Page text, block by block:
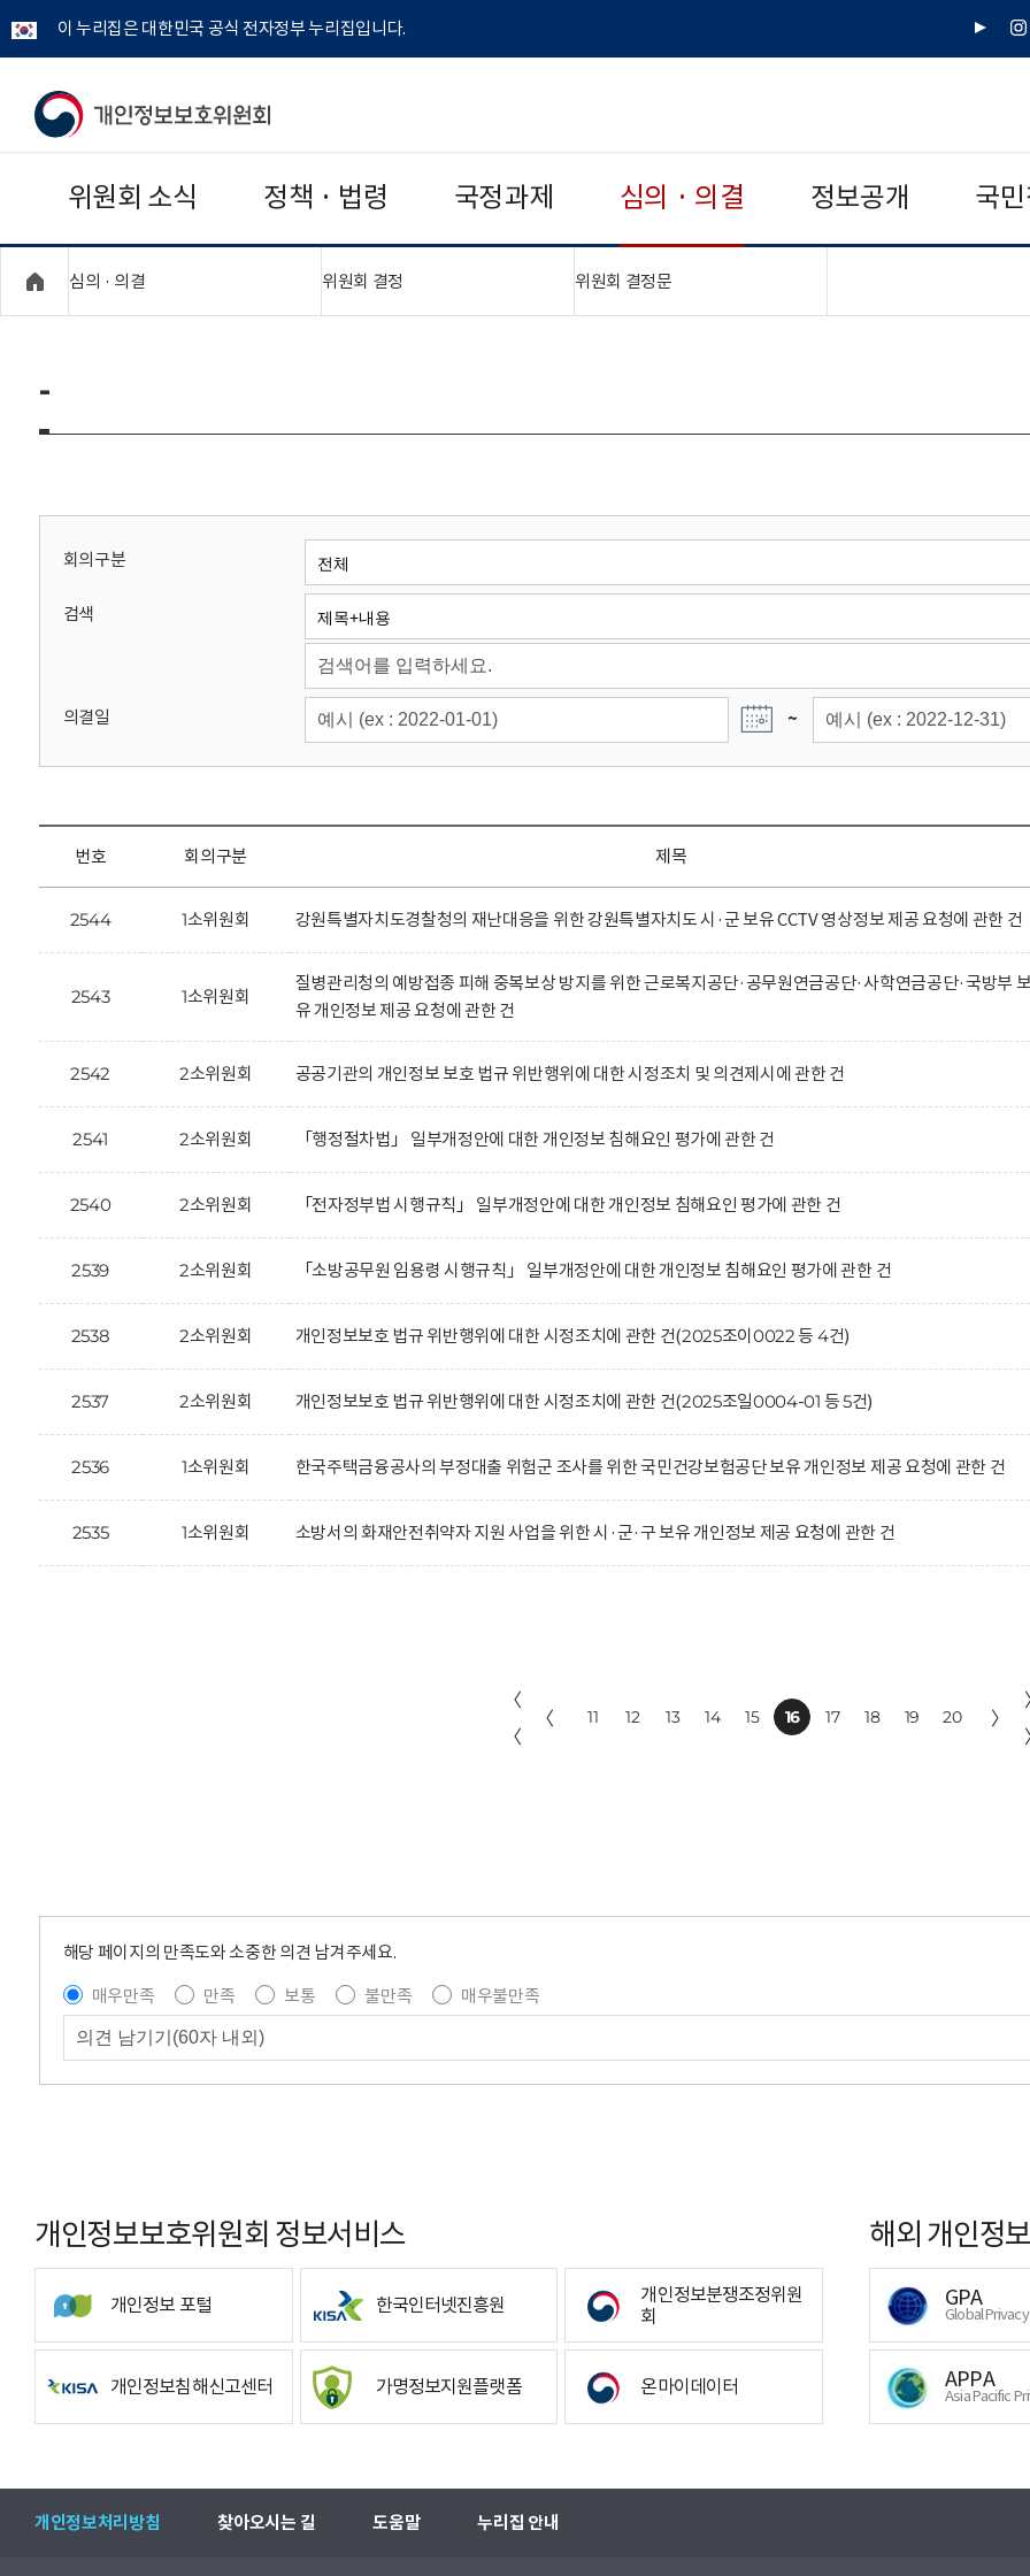
이 누리집은 대한민국 공식 전자정부 누리집입니다.
유
인
개
보
보
위
회
위원회 소식 정책 · 법령 국정과제 심의 · 의결 정보공개 국
심의 · 의결 위원회 결정 위원회 결정문"접기,펼치기"
-
회의구분
검색
의결일 ~
번호 회의구분 제목
2544 1소위원회 강원특별자치도경찰청의 재난대응을 위한 강원특별자치도 시·군 보유 CCTV 영상정보 제공 요청에 관한 건
2543 1소위원회
질병관리청의 예방접종 피해 중복보상 방지를 위한 근로복지공단·공무원연금공단·사학연금공단·국방부 보
유 개인정보 제공 요청에 관한 건
2542 2소위원회 공공기관의 개인정보 보호 법규 위반행위에 대한 시정조치 및 의견제시에 관한 건
2541 2소위원회 「행정절차법」 일부개정안에 대한 개인정보 침해요인 평가에 관한 건
2540 2소위원회 「전자정부법 시행규칙」 일부개정안에 대한 개인정보 침해요인 평가에 관한 건
2539 2소위원회 「소방공무원 임용령 시행규칙」 일부개정안에 대한 개인정보 침해요인 평가에 관한 건
2538 2소위원회 개인정보보호 법규 위반행위에 대한 시정조치에 관한 건(2025조이0022 등 4건)
2537 2소위원회 개인정보보호 법규 위반행위에 대한 시정조치에 관한 건(2025조일0004-01 등 5건)
2536 1소위원회 한국주택금융공사의 부정대출 위험군 조사를 위한 국민건강보험공단 보유 개인정보 제공 요청에 관한 건
2535 1소위원회 소방서의 화재안전취약자 지원 사업을 위한 시·군·구 보유 개인정보 제공 요청에 관한 건
〈
〈
〈 11 12 13 14 15 16 17 18 19 20 〉
해당 페이지의 만족도와 소중한 의견 남겨주세요.
매우만족
만족 보통 불만족
매우불만족
개인정보보호위원회 정보서비스
개인정보 포털 한국인터넷진흥원
개인정보분쟁조정위원
회
개인정보침해신고센터 가명정보지원플랫폼 온마이데이터
해외 개인정
GPA
Global
APPA
Asia Pacific
개인정보처리방침 찾아오시는 길 도움말 누리집 안내